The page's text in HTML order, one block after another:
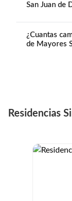
San Juan de
¿Cuantas
de Mayores
Residencias